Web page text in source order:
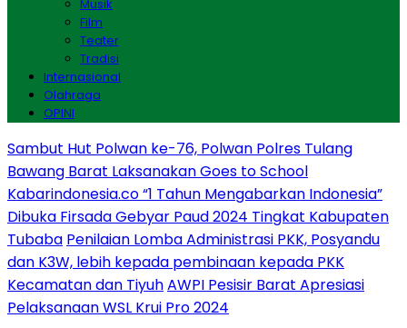
Musik
Film
Teater
Tradisi
Internasional
Olahraga
OPINI
Sambut Hut Polwan ke-76, Polwan Polres Tulang
Bawang Barat Laksanakan Goes to School
Kabarindonesia.co “1 Tahun Mengabarkan Indonesia”
Dibuka Firsada Gebyar Paud 2024 Tingkat Kabupaten
Tubaba Penilaian Lomba Administrasi PKK, Posyandu
dan K3W, lebih kepada pembinaan kepada PKK
Kecamatan dan TiyuhAWPI Pesisir Barat Apresiasi
Pelaksanaan WSL Krui Pro 2024